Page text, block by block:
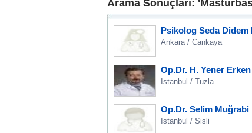
Arama Sonuçları:
Psikolog Seda Didem
Ankara / Cankaya
Op.Dr. H. Yener Erken
Istanbul / Tuzla
Op.Dr. Selim Muğrabi
Istanbul / Sisli